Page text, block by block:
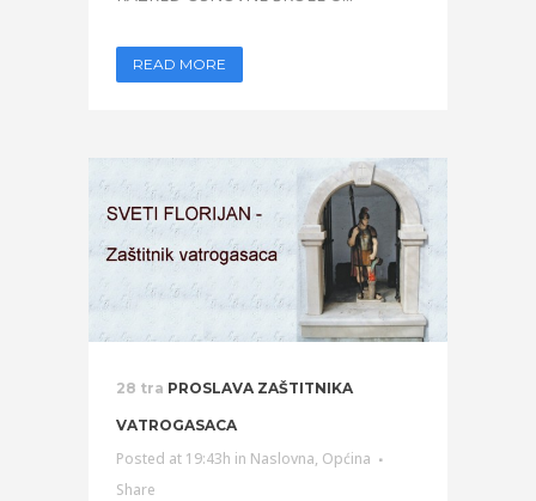
READ MORE
28 tra PROSLAVA ZAŠTITNIKA
VATROGASACA
Posted at 19:43h in Naslovna, Općina
Share